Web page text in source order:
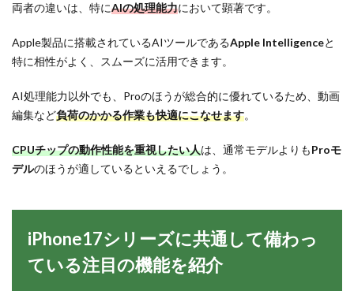
両者の違いは、特にAIの処理能力において顕著です。
Apple製品に搭載されているAIツールであるApple Intelligenceと
特に相性がよく、スムーズに活用できます。
AI処理能力以外でも、Proのほうが総合的に優れているため、動画
編集など負荷のかかる作業も快適にこなせます。
CPUチップの動作性能を重視したい人は、通常モデルよりもProモ
デルのほうが適しているといえるでしょう。
iPhone17シリーズに共通して備わっ
ている注目の機能を紹介